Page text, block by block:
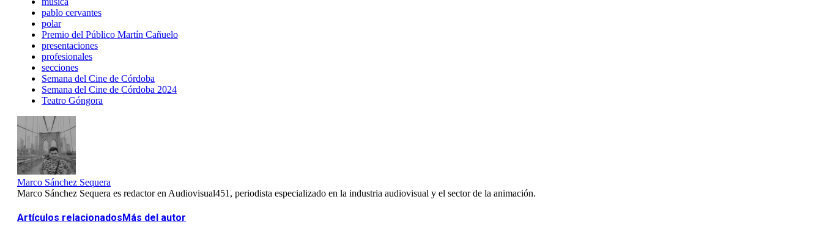
pablo cervantes
polar
Premio del Público Martín Cañuelo
presentaciones
profesionales
secciones
Semana del Cine de Córdoba
Semana del Cine de Córdoba 2024
Teatro Góngora
Marco Sánchez Sequera
Marco Sánchez Sequera es redactor en Audiovisual451, periodista especializado en la industria audiovisual y el sector de la animación.
Artículos relacionadosMás del autor